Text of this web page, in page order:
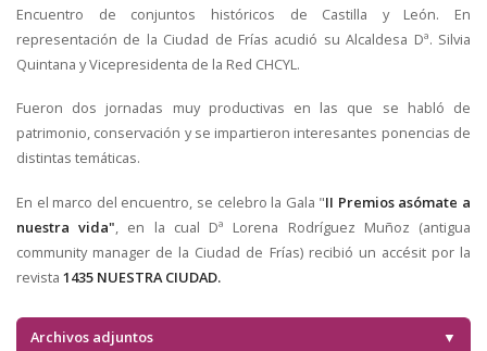
Encuentro de conjuntos históricos de Castilla y León. En
representación de la Ciudad de Frías acudió su Alcaldesa Dª. Silvia
Quintana y Vicepresidenta de la Red CHCYL.
Fueron dos jornadas muy productivas en las que se habló de
patrimonio, conservación y se impartieron interesantes ponencias de
distintas temáticas.
En el marco del encuentro, se celebro la Gala "II Premios asómate a
nuestra vida", en la cual Dª Lorena Rodríguez Muñoz (antigua
community manager de la Ciudad de Frías) recibió un accésit por la
revista 1435 NUESTRA CIUDAD.
Archivos adjuntos ▼